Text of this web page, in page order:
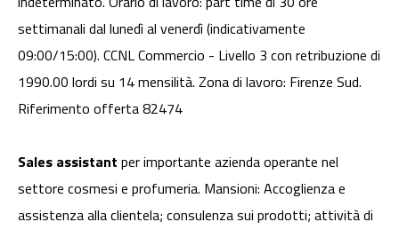
settimanali dal lunedì al venerdì (indicativamente
09:00/15:00). CCNL Commercio - Livello 3 con retribuzione di
1990.00 lordi su 14 mensilità. Zona di lavoro: Firenze Sud.
Riferimento offerta 82474
Sales assistant per importante azienda operante nel
settore cosmesi e profumeria. Mansioni: Accoglienza e
assistenza alla clientela; consulenza sui prodotti; attività di